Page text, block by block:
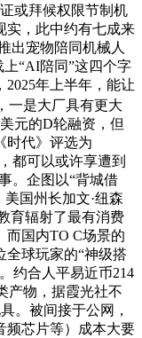
或拜候权限节制机
实，此中约有七成来
出宠物陪同机械人
上“AI陪同”这四个字
2025年上半年，能让
一是大厂具有更大
元的D轮融资，但
时代》评选为
都可以或许享遭到
。企图以“背城借
国州长加文·纽森
育辐射了最有消费
而国内TO C场景的
全球玩家的“神级搭
约合人平易近币214
产物，据霞光社不
。被间接于公网，
频芯片等）成本大要